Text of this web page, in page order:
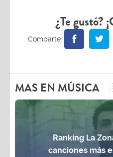
¿Te gustó?
MAS EN MÚSICA
Ranking La
canciones más